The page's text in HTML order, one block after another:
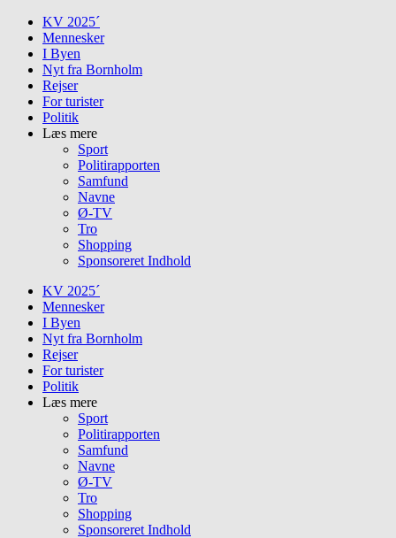
Skip
content
KV 2025´
Mennesker
I Byen
Nyt fra Bornholm
Rejser
For turister
Politik
Læs mere
Sport
Politirapporten
Samfund
Navne
Ø-TV
Tro
Shopping
Sponsoreret Indhold
KV 2025´
Mennesker
I Byen
Nyt fra Bornholm
Rejser
For turister
Politik
Læs mere
Sport
Politirapporten
Samfund
Navne
Ø-TV
Tro
Shopping
Sponsoreret Indhold